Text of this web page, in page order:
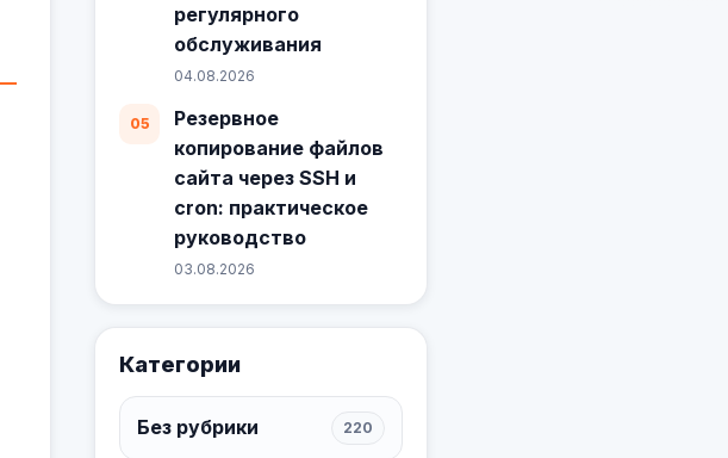
регулярного
обслуживания
04.08.2026
Резервное
копирование файлов
сайта через SSH и
cron: практическое
руководство
03.08.2026
Категории
Без рубрики 220